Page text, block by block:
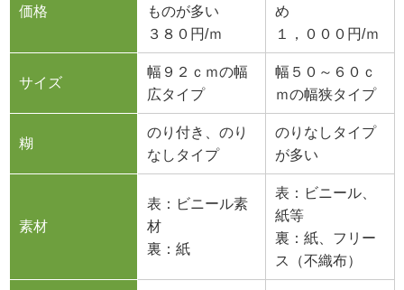
価格
ものが多い
３８０円/ｍ
め
１，０００円/ｍ
サイズ
幅９２ｃｍの幅
広タイプ
幅５０～６０ｃ
ｍの幅狭タイプ
糊
のり付き、のり
なしタイプ
のりなしタイプ
が多い
素材
表：ビニール素
材
裏：紙
表：ビニール、
紙等
裏：紙、フリー
ス（不織布）